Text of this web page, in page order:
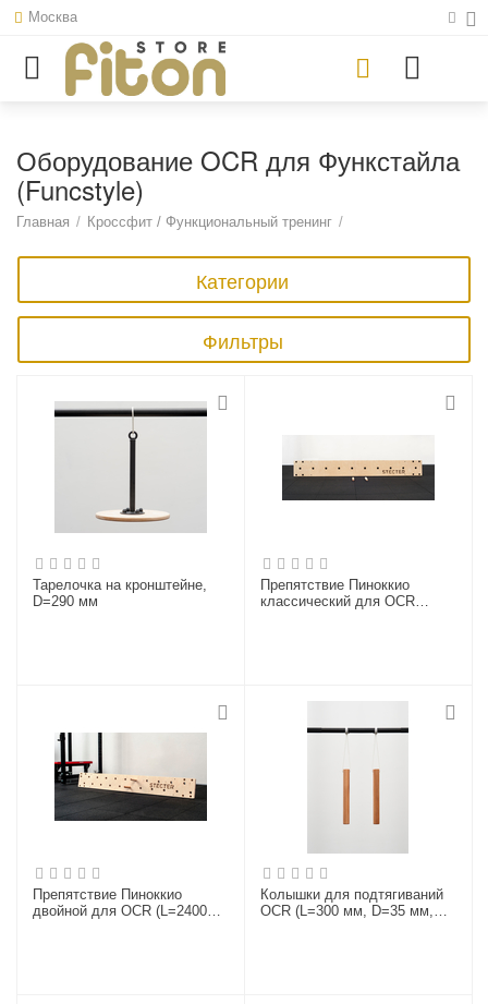
Москва
Оборудование OCR для Функстайла
(Funcstyle)
Главная / Кроссфит / Функциональный тренинг /
Категории
Фильтры
Тарелочка на кронштейне,
D=290 мм
Препятствие Пиноккио
классический для OCR
Препятствие Пиноккио
двойной для OCR (L=2400
Колышки для подтягиваний
OCR (L=300 мм, D=35 мм,